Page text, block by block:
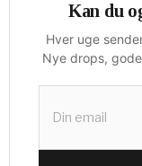
Kan du
Hver uge
Nye drops,